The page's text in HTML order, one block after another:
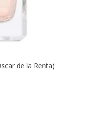
de la Renta)